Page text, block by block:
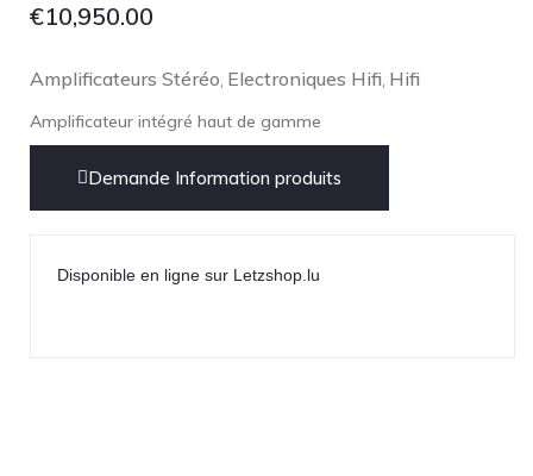
€10,950.00
Amplificateurs Stéréo Electroniques Hifi Hifi
Amplificateur intégré haut de gamme
Demande Information produits
Disponible en ligne sur Letzshop.lu